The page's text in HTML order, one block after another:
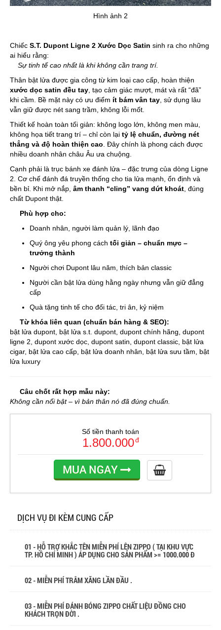
Hình ảnh 2
Chiếc S.T. Dupont Ligne 2 Xước Dọc Satin sinh ra cho những
ai hiểu rằng:
Sự tinh tế cao nhất là khi không cần trang trí.
Thân bật lửa được gia công từ kim loại cao cấp, hoàn thiện
xước dọc satin đều tay, tạo cảm giác mượt, mát và rất “đã”
khi cầm. Bề mặt này có ưu điểm ít bám vân tay, sử dụng lâu
vẫn giữ được nét sang trầm, không lỗi mốt.
Thiết kế hoàn toàn tối giản: không logo lớn, không men màu,
không họa tiết trang trí – chỉ còn lại tỷ lệ chuẩn, đường nét
thẳng và độ hoàn thiện cao. Đây chính là phong cách được
nhiều doanh nhân châu Âu ưa chuộng.
Cạnh phải là trục bánh xe đánh lửa – đặc trưng của dòng Ligne
2. Cơ chế đánh đá truyền thống cho tia lửa mạnh, ổn định và
bền bỉ. Khi mở nắp, âm thanh “cling” vang dứt khoát, đúng
chất Dupont thật.
Phù hợp cho:
Doanh nhân, người làm quản lý, lãnh đạo
Quý ông yêu phong cách tối giản – chuẩn mực –
trưởng thành
Người chơi Dupont lâu năm, thích bản classic
Người cần bật lửa dùng hằng ngày nhưng vẫn giữ đẳng
cấp
Quà tặng tinh tế cho đối tác, tri ân, kỷ niệm
Từ khóa liên quan (chuẩn bán hàng & SEO):
bật lửa dupont, bật lửa s.t. dupont, dupont chính hãng, dupont
ligne 2, dupont xước dọc, dupont satin, dupont classic, bật lửa
cigar, bật lửa cao cấp, bật lửa doanh nhân, bật lửa sưu tầm, bật
lửa luxury
Câu chốt rất hợp mẫu này:
Không cần nổi bật – vì bản thân nó đã đúng chuẩn.
Số tiền thanh toán
1.800.000đ
MUA NGAY
DỊCH VỤ ĐI KÈM CUNG CẤP
01 - HỖ TRỢ KHẮC TÊN MIỄN PHÍ LÊN ZIPPO ( TẠI KHU VỰC
TP. HỒ CHÍ MINH ) ÁP DỤNG CHO SẢN PHẨM >= 1000.000 Đ
02 - MIỄN PHÍ TRÂM XĂNG LẦN ĐẦU .
03 - MIỄN PHÍ ĐÁNH BÓNG ZIPPO CHẤT LIỆU ĐỒNG CHO
KHÁCH TRỌN ĐỜI .